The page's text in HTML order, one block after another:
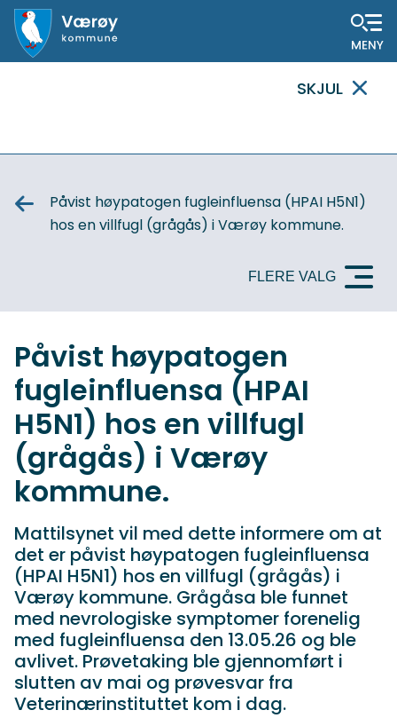
MELDING
SKJUL
Påvist høypatogen fugleinfluensa (HPAI H5N1)
hos en villfugl (grågås) i Værøy kommune.
FLERE VALG
Påvist høypatogen
fugleinfluensa (HPAI
H5N1) hos en villfugl
(grågås) i Værøy
kommune.
Mattilsynet vil med dette informere om at
det er påvist høypatogen fugleinfluensa
(HPAI H5N1) hos en villfugl (grågås) i
Værøy kommune. Grågåsa ble funnet
med nevrologiske symptomer forenelig
med fugleinfluensa den 13.05.26 og ble
avlivet. Prøvetaking ble gjennomført i
slutten av mai og prøvesvar fra
Veterinærinstituttet kom i dag.